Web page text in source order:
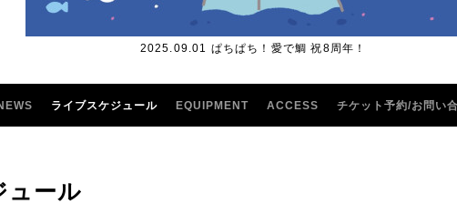
2025.09.01 ぱちぱち！愛で鯛 祝8周年！
ライブスケジュール EQUIPMENT ACCESS チケット予約/お問い
ュール